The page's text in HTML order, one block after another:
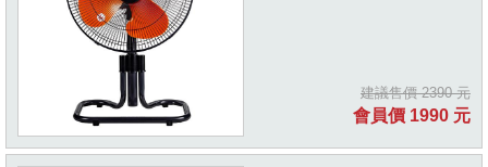
建議售價 2390 元
會員價 1990 元